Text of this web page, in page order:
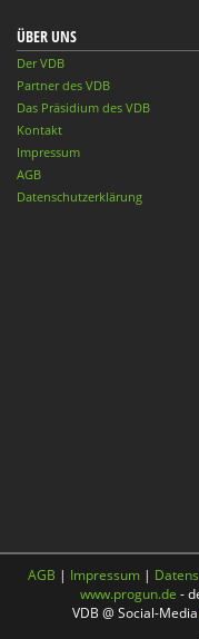
ÜBER UNS
Der VDB
Partner des VDB
Das Präsidium des VDB
Kontakt
Impressum
AGB
Datenschutzerklärung
AGB | Impressum |
www.progun.de -
VDB @ Social-Media